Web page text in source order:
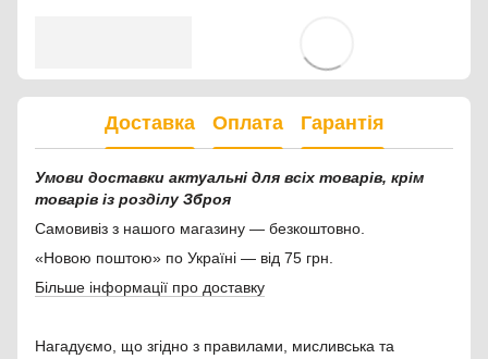
Доставка Оплата Гарантія
Умови доставки актуальні для всіх товарів, крім
товарів із розділу Зброя
Самовивіз з нашого магазину — безкоштовно.
«Новою поштою» по Україні — від 75 грн.
Більше інформації про доставку
Нагадуємо, що згідно з правилами, мисливська та